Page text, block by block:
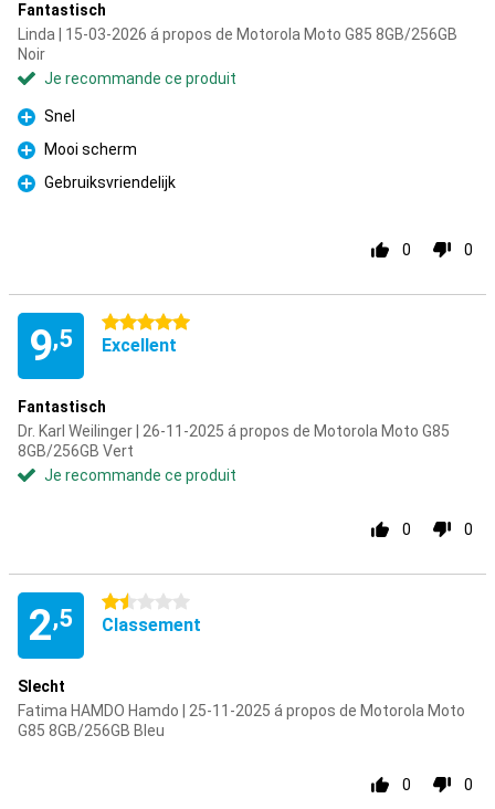
Fantastisch
Linda | 15-03-2026 á propos de Motorola Moto G85 8GB/256GB
Noir
Je recommande ce produit
Pour
Snel
Pour
Mooi scherm
Pour
Gebruiksvriendelijk
0 0
9,5
5 étoiles
Excellent
Fantastisch
Dr. Karl Weilinger | 26-11-2025 á propos de Motorola Moto G85
8GB/256GB Vert
Je recommande ce produit
0 0
2,5
1.5 étoiles
Classement
Slecht
Fatima HAMDO Hamdo | 25-11-2025 á propos de Motorola Moto
G85 8GB/256GB Bleu
0 0